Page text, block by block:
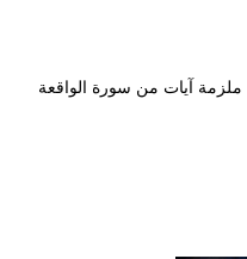
ملزمة آيات من سورة الواقعة